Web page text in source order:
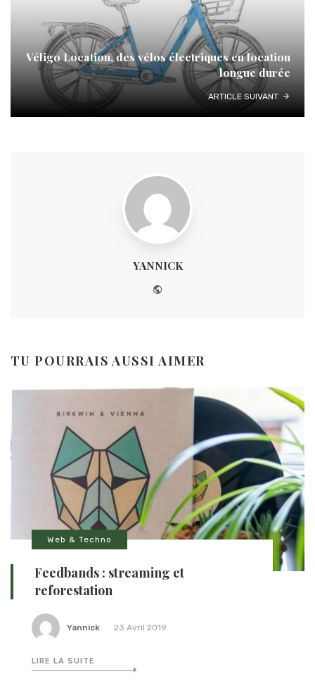
Véligo Location, des vélos électriques en location
longue durée
ARTICLE SUIVANT
YANNICK
TU POURRAIS AUSSI AIMER
Web & Techno
Feedbands : streaming et
reforestation
Yannick 23 Avril 2019
LIRE LA SUITE